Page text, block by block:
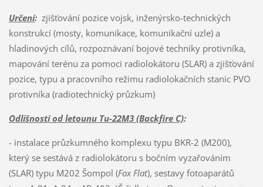
Určení:zjišťování pozice vojsk, inženýrsko-technických
konstrukcí (mosty, komunikace, komunikační uzle) a
hladinových cílů, rozpoznávaní bojové techniky protivníka,
mapování terénu za pomoci radiolokátoru (SLAR) a zjišťování
pozice, typu a pracovního režimu radiolokačních stanic PVO
protivníka (radiotechnický průzkum)
Odlišnosti od letounu Tu-22M3 (Backfire C):
- instalace průzkumného komplexu typu BKR-2 (M200),
který se sestává z radiolokátoru s bočním vyzařováním
(SLAR) typu M202 Šompol (Fox Flat), sestavy fotoaparátů